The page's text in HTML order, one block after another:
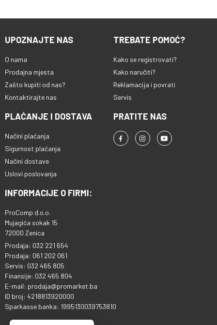
UPOZNAJTE NAS
O nama
Prodajna mjesta
Zašto kupiti od nas?
Kontaktirajte nas
TREBATE POMOĆ?
Kako se registrovati?
Kako naručiti?
Reklamacija i povrati
Servis
PLAĆANJE I DOSTAVA
Načini plaćanja
Sigurnost plaćanja
Načini dostave
Uslovi poslovanja
PRATITE NAS
INFORMACIJE O FIRMI:
ProComp d.o.o.
Mujagića sokak 15
72000 Zenica
Prodaja: 032 221 654
Prodaja: 061 202 061
Servis: 032 465 805
Finansije: 032 465 804
E-mail: prodaja@promarket.ba
ID broj: 4218813920000
Sparkasse banka: 1995130039753810